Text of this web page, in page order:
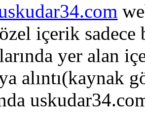
içerik sadece
yer alan
alıntı(kaynak